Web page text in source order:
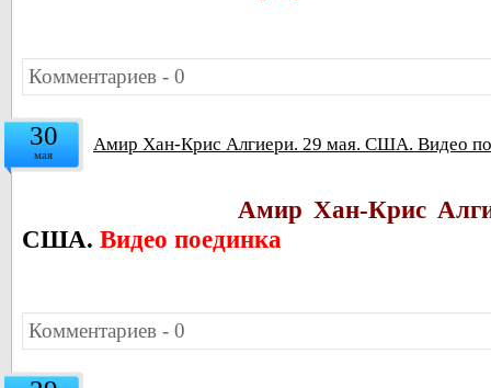
Комментариев - 0
30
мая Амир Хан-Крис Алгиери. 29 мая. США. Видео
Амир Хан-Крис
США. Видео поединка
Комментариев - 0